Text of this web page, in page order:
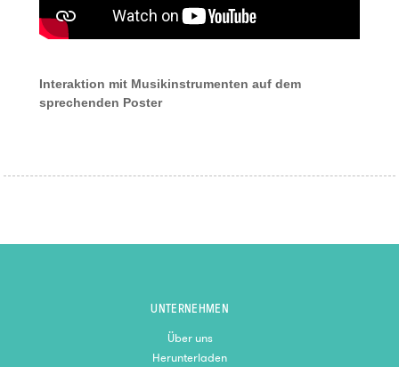
Interaktion mit Musikinstrumenten auf dem
sprechenden Poster
UNTERNEHMEN
Über uns
Herunterladen